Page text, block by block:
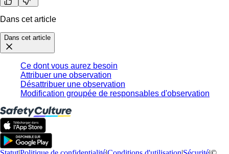
Dans cet article
Dans cet article
Ce dont vous aurez besoin
Attribuer une observation
Désattribuer une observation
Modification groupée de responsables d'observation